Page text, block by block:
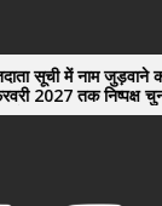
का
चुनाव